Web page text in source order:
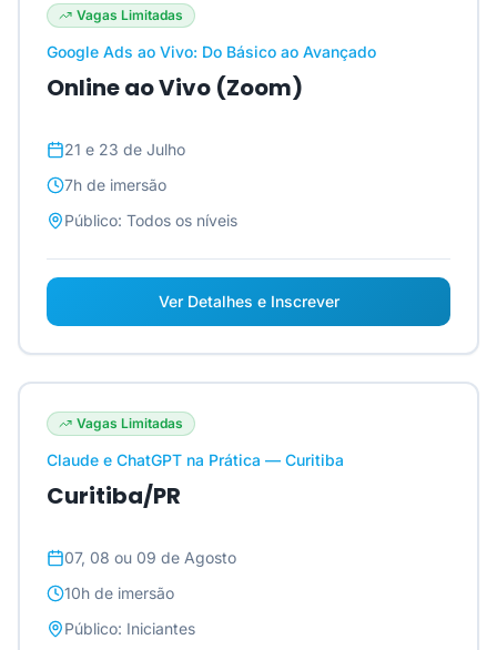
Vagas Limitadas
Google Ads ao Vivo: Do Básico ao Avançado
Online ao Vivo (Zoom)
21 e 23 de Julho
7h de imersão
Público: Todos os níveis
Ver Detalhes e Inscrever
Vagas Limitadas
Claude e ChatGPT na Prática — Curitiba
Curitiba/PR
07, 08 ou 09 de Agosto
10h de imersão
Público: Iniciantes